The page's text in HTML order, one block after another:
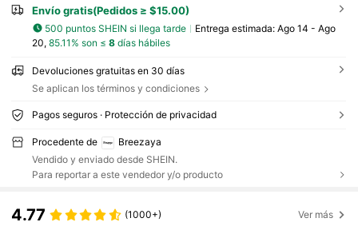
Envío gratis(Pedidos ≥ $15.00)
500 puntos SHEIN si llega tarde Entrega estimada: Ago 14 - Ago
20, 85.11% son ≤ 8días hábiles
Devoluciones gratuitas en 30 días
Se aplican los términos y condiciones
Pagos seguros · Protección de privacidad
Procedente de
Breezaya
Vendido y enviado desde SHEIN.
Para reportar a este vendedor y/o producto
4.77 (1000+) Ver más